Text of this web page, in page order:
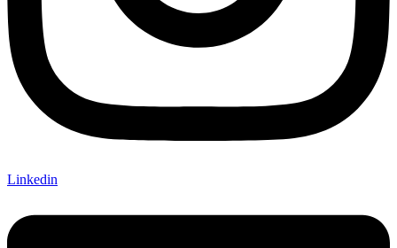
Linkedin